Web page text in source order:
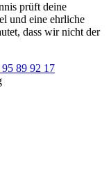
prüft deine
und eine ehrliche
dass wir nicht der
89 92 17